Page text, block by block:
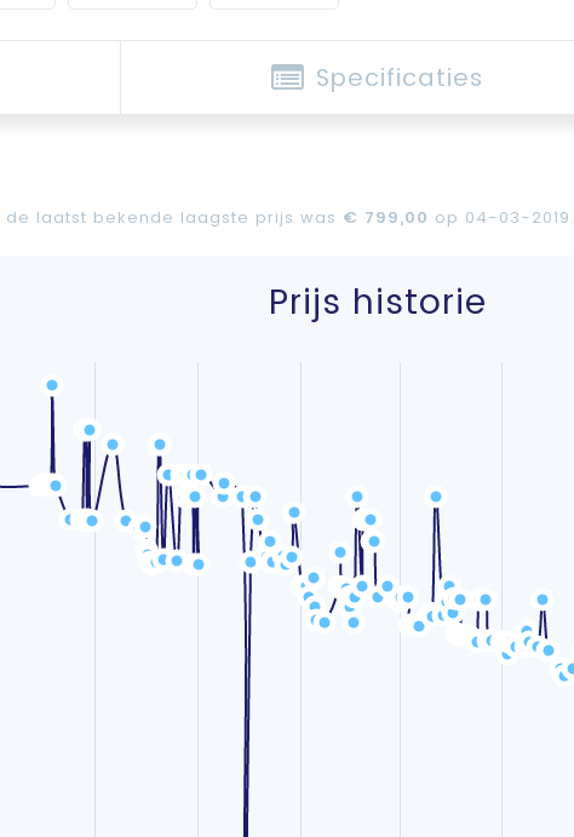
Specificaties
laatst bekende laagste prijs was € 799,00 op 04-03-2019.
Prijs historie